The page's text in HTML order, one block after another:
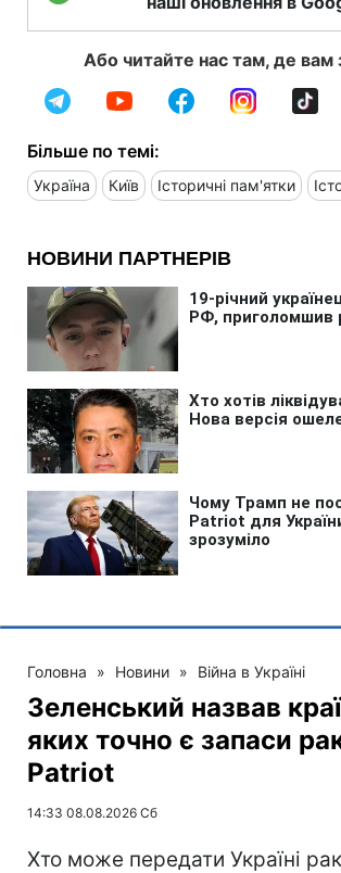
Або читайте нас там, де вам
Більше по темі:
Україна Київ Історичні пам'ятки
Головна » Новини » Війна в Україні
Зеленський назвав
яких точно є запаси
Patriot
14:33 08.08.2026 Сб
Хто може передати Україні